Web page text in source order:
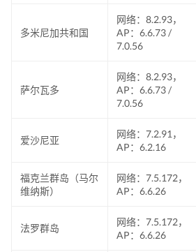
多米尼加共和国
网络：8.2.93，
AP：6.6.73 /
7.0.56
萨尔瓦多
网络：8.2.93，
AP：6.6.73 /
7.0.56
爱沙尼亚
网络：7.2.91，
AP：6.2.16
福克兰群岛（马尔
维纳斯）
网络：7.5.172，
AP：6.6.26
法罗群岛
网络：7.5.172，
AP：6.6.26